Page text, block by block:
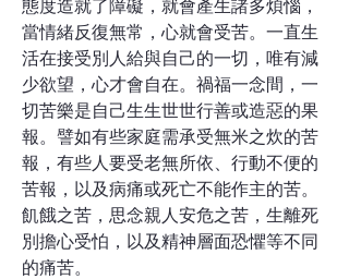
態度造就了障礙，就會產生諸多煩惱，
當情緒反復無常，心就會受苦。一直生
活在接受別人給與自己的一切，唯有減
少欲望，心才會自在。禍福一念間，一
切苦樂是自己生生世世行善或造惡的果
報。譬如有些家庭需承受無米之炊的苦
報，有些人要受老無所依、行動不便的
苦報，以及病痛或死亡不能作主的苦。
飢餓之苦，思念親人安危之苦，生離死
別擔心受怕，以及精神層面恐懼等不同
的痛苦。